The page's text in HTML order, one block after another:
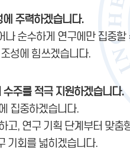
주력하겠습니다.
순수하게 연구에만 집중
성에 힘쓰겠습니다.
주를 적극 지원하겠습니다.
집중하겠습니다.
고, 연구 기획 단계부터 맞
기회를 넓히겠습니다.